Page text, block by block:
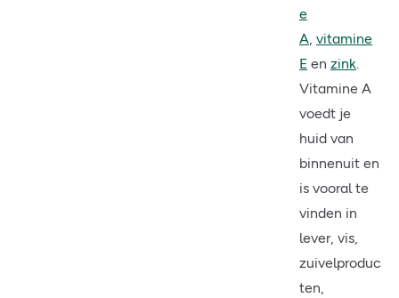
e
A, vitamine
E en zink.
Vitamine A
voedt je
huid van
binnenuit en
is vooral te
vinden in
lever, vis,
zuivelproduc
ten,